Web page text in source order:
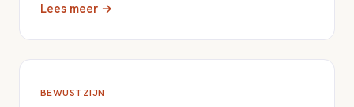
Lees meer →
BEWUSTZIJN